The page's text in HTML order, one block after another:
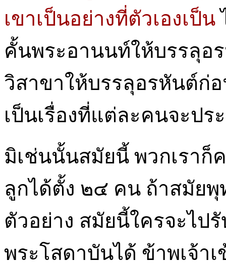
เขาเป็นอย่างที่ตัวเองเป็น
คั้นพระอานนท์ให้บรรลุอ
วิสาขาให้บรรลุอรหันต์ก่
เป็นเรื่องที่แต่ละคนจะป
มิเช่นนั้นสมัยนี้ พวกเราก็
ลูกได้ตั้ง ๒๔ คน ถ้าสมัย
ตัวอย่าง สมัยนี้ใครจะไปรั
พระโสดาบันได้ ข้าพเจ้าเ